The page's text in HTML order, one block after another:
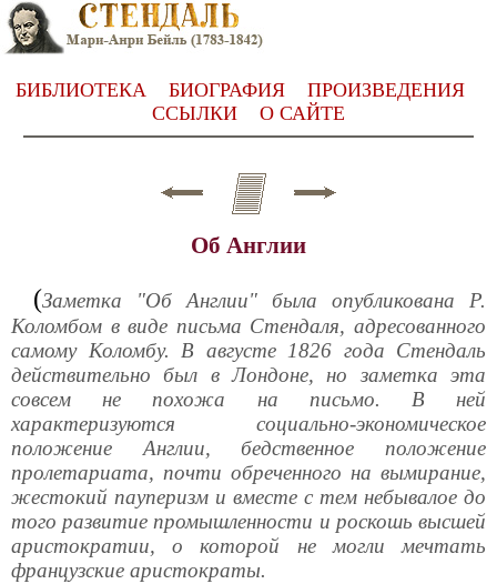
БИБЛИОТЕКА БИОГРАФИЯ
ПРОИЗВЕДЕНИЯ
ССЫЛКИ
О САЙТЕ
Об Англии
(Заметка "Об Англии" была опубликована Р.
Коломбом в виде письма Стендаля, адресованного
самому Коломбу. В августе 1826 года Стендаль
действительно был в Лондоне, но заметка эта
совсем не похожа на письмо. В ней
характеризуются социально-экономическое
положение Англии, бедственное положение
пролетариата, почти обреченного на вымирание,
жестокий пауперизм и вместе с тем небывалое до
того развитие промышленности и роскошь высшей
аристократии, о которой не могли мечтать
французские аристократы.